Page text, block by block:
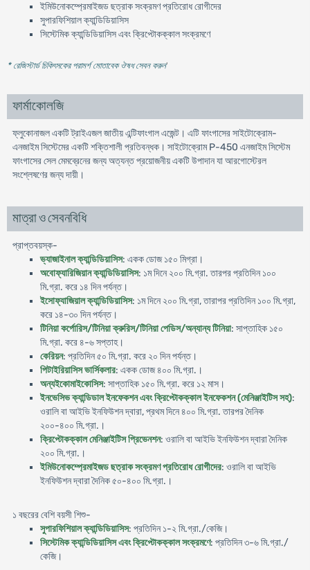
ইমিউনোকম্প্রেমাইজড ছত্রাক সংক্রমণ প্রতিরোধ রোগীদের
সুপারফিশিয়াল ক্যান্ডিডিয়াসিস
সিস্টেমিক ক্যান্ডিডিয়াসিস এবং ক্রিপ্টোকক্কাল সংক্রমণে
* রেজিস্টার্ড চিকিৎসকের পরামর্শ মোতাবেক ঔষধ সেবন করুন'
ফার্মাকোলজি
ফ্লুকোনাজল একটি ট্রাইএজল জাতীয় এন্টিফাংগাল এজেন্ট। এটি ফাংগাসের সাইটোক্রোম-
এনজাইম সিস্টেমের একটি শক্তিশালী প্রতিবন্ধক। সাইটোক্রোম P-450 এনজাইম সিস্টেম
ফাংগাসের সেল মেমব্রেনের জন্য অত্যন্ত প্রয়োজনীয় একটি উপাদান যা আরগোস্টেরল
সংশ্লেষণের জন্য দায়ী।
মাত্রা ও সেবনবিধি
প্রাপ্তবয়স্ক-
ভ্যাজাইনাল ক্যান্ডিডিয়াসিস: একক ডোজ ১৫০ মিগ্রা।
অবোফ্যারিজিয়ান ক্যান্ডিডিয়াসিস: ১ম দিনে ২০০ মি.গ্রা. তারপর প্রতিদিন ১০০
মি.গ্রা. করে ১৪ দিন পর্যন্ত।
ইসোফ্যাজিয়াল ক্যান্ডিডিয়াসিস: ১ম দিনে ২০০ মি.গ্রা, তারাপর প্রতিদিন ১০০ মি.গ্রা,
করে ১৪-৩০ দিন পর্যন্ত।
টিনিয়া কর্পোরিস/টিনিয়া ক্রুরিস/টিনিয়া পেডিস/অন্যান্য টিনিয়া: সাপ্তাহিক ১৫০
মি.গ্রা. করে ৪-৬ সপ্তাহ।
কেরিয়ন: প্রতিদিন ৫০ মি.গ্রা. করে ২০ দিন পর্যন্ত।
পিটাইরিয়াসিস ভার্সিকলার: একক ডোজ ৪০০ মি.গ্রা.।
অন্যইকোমাইকোসিস: সাপ্তাহিক ১৫০ মি.গ্রা. করে ১২ মাস।
ইনভেসিভ ক্যান্ডিডাল ইনফেকশন এবং ক্রিপ্টোকক্কাল ইনফেকশন (মেনিঞ্জাইটিস সহ):
ওরালি বা আইভি ইনফিউশন দ্বারা, প্রথম দিনে ৪০০ মি.গ্রা. তারপর দৈনিক
২০০-৪০০ মি.গ্রা.।
ক্রিপ্টোকক্কাল মেনিঞ্জাইটিস প্রিভেনশন: ওরালি বা আইভি ইনফিউশন দ্বারা দৈনিক
২০০ মি.গ্রা.।
ইমিউনোকম্প্রেমাইজড ছত্রাক সংক্রমণ প্রতিরোধ রোগীদের: ওরালি বা আইভি
ইনফিউশন দ্বারা দৈনিক ৫০-৪০০ মি.গ্রা.।
১ বছরের বেশি বয়সী শিশু-
সুপারফিশিয়াল ক্যান্ডিডিয়াসিস: প্রতিদিন ১-২ মি.গ্রা./কেজি।
সিস্টেমিক ক্যান্ডিডিয়াসিস এবং ক্রিপ্টোকক্কাল সংক্রমণে: প্রতিদিন ৩-৬ মি.গ্রা./
কেজি।